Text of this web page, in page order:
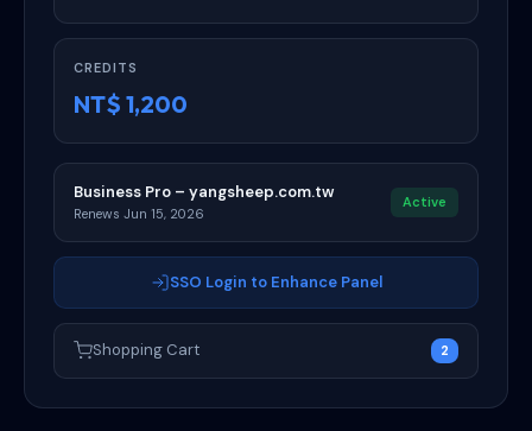
CREDITS
NT$ 1,200
Business Pro – yangsheep.com.tw
Renews Jun 15, 2026
Active
SSO Login to Enhance Panel
Shopping Cart 2